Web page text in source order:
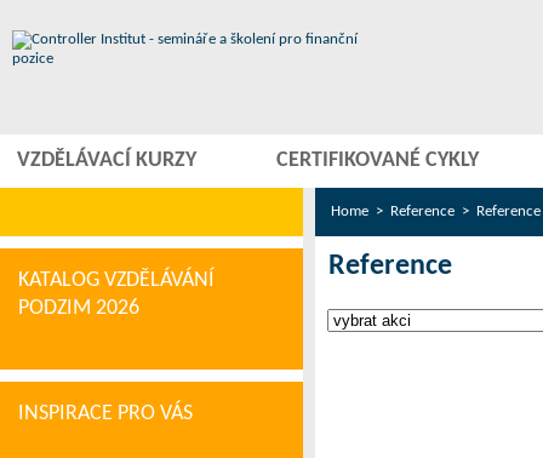
VZDĚLÁVACÍ KURZY CERTIFIKOVANÉ CYKLY
KATALOG VZDĚLÁVÁNÍ
PODZIM 2026
INSPIRACE PRO VÁS
Home > Reference >
Reference